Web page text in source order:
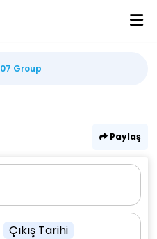
07 Group
Paylaş
Çıkış Tarihi